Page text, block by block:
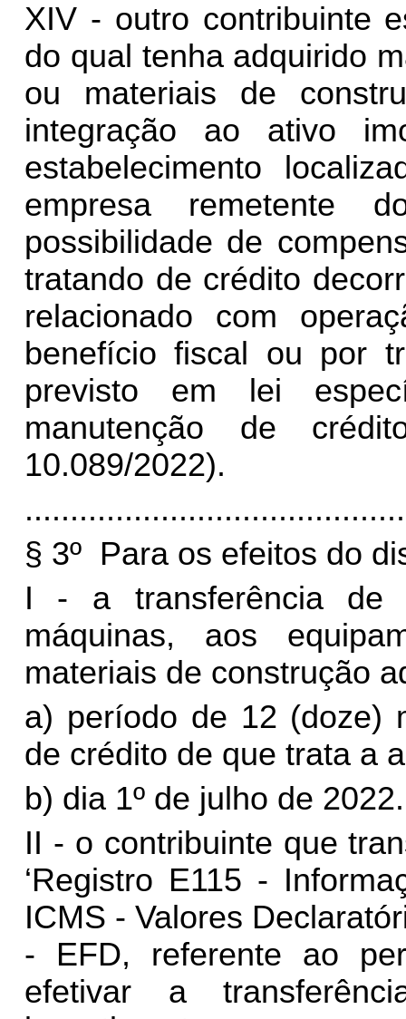
XIV - outro contribuinte
do qual tenha adquirido
ou materiais de
integração ao ativo
estabelecimento
empresa remetente
possibilidade de
tratando de crédito
relacionado com
benefício fiscal ou por
previsto em lei
manutenção de
10.089/2022).
§ 3º Para os efeitos do
I - a transferência
máquinas, aos
materiais de construção
a) período de 12 (doze)
de crédito de que trata a
b) dia 1º de julho de 2022.
II - o contribuinte que
‘Registro E115 -
ICMS - Valores
- EFD, referente ao
efetivar a